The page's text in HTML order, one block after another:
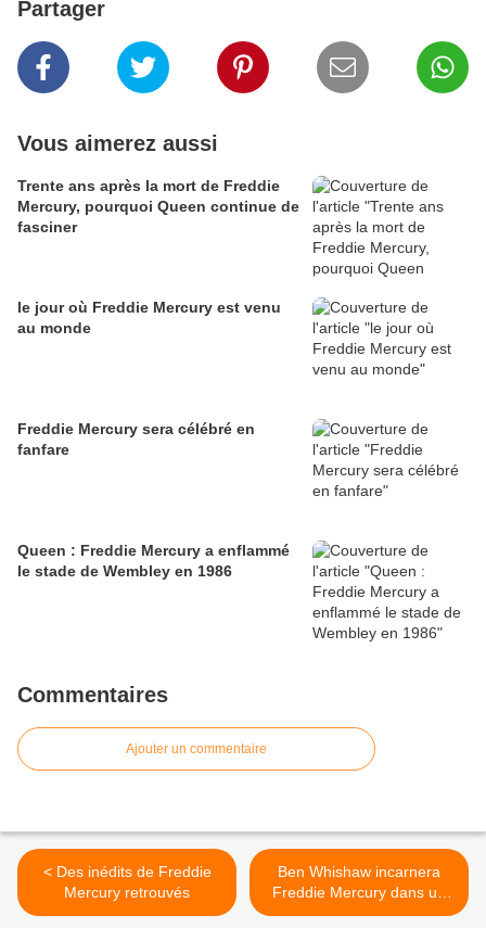
Partager
Vous aimerez aussi
Trente ans après la mort de Freddie
Mercury, pourquoi Queen continue de
fasciner
le jour où Freddie Mercury est venu
au monde
Freddie Mercury sera célébré en
fanfare
Queen : Freddie Mercury a enflammé
le stade de Wembley en 1986
Commentaires
Ajouter un commentaire
< Des inédits de Freddie
Mercury retrouvés
Ben Whishaw incarnera
Freddie Mercury dans un
biopic >